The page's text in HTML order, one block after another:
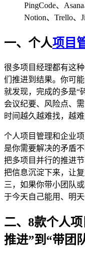
PingCode、
Notion、Trello、
一、个人项目
很多项目经理都有这
们推进到结果。你可
就发现，完成的多是“
会议纪要、风险点、
时间越久越难找，越难
个人项目管理和企业
是你需要解决的矛盾
把多项目并行的推进
把信息沉淀下来，让
三，如果你带小团队
于今天自己能用、明天
二、8款个人
推进”到“带团